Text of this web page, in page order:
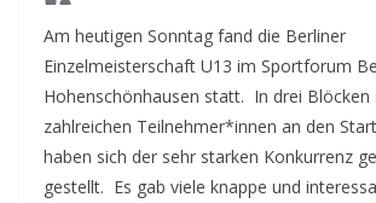
Am heutigen Sonntag fand die Berliner
Einzelmeisterschaft U13 im Sportforum
Hohenschönhausen statt. In drei Blöcken
zahlreichen Teilnehmer*innen an den
haben sich der sehr starken Konkurrenz
gestellt. Es gab viele knappe und